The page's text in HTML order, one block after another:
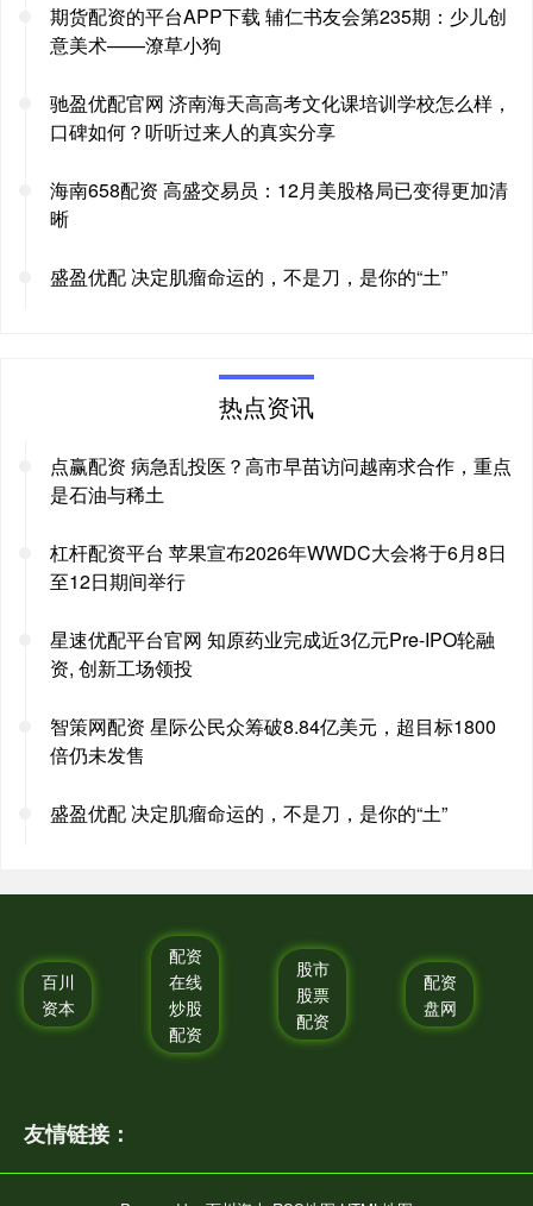
期货配资的平台APP下载 辅仁书友会第235期：少儿创
意美术——潦草小狗
驰盈优配官网 济南海天高高考文化课培训学校怎么样，
口碑如何？听听过来人的真实分享
海南658配资 高盛交易员：12月美股格局已变得更加清
晰
盛盈优配 决定肌瘤命运的，不是刀，是你的“土”
热点资讯
点赢配资 病急乱投医？高市早苗访问越南求合作，重点
是石油与稀土
杠杆配资平台 苹果宣布2026年WWDC大会将于6月8日
至12日期间举行
星速优配平台官网 知原药业完成近3亿元Pre-IPO轮融
资, 创新工场领投
智策网配资 星际公民众筹破8.84亿美元，超目标1800
倍仍未发售
盛盈优配 决定肌瘤命运的，不是刀，是你的“土”
百川
资本
配资
在线
炒股
配资
股市
股票
配资
配资
盘网
友情链接：